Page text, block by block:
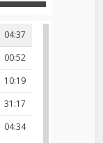
04:37
00:52
10:19
31:17
04:34